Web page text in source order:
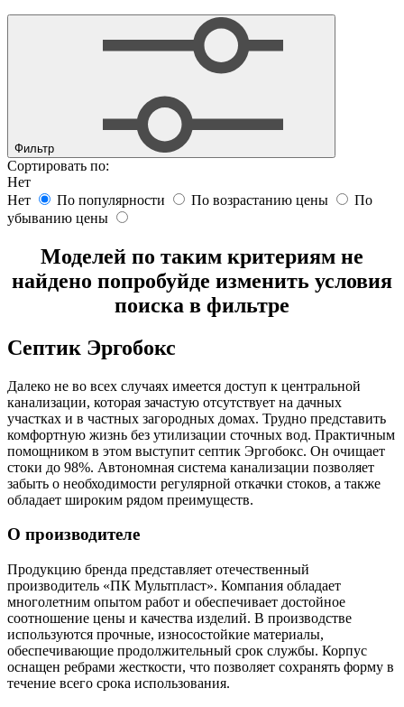
Фильтр
Сортировать по:
Нет
Нет
По популярности По возрастанию цены
По
убыванию цены
Моделей по таким критериям не
найдено попробуйде изменить условия
поиска в фильтре
Септик Эргобокс
Далеко не во всех случаях имеется доступ к центральной
канализации, которая зачастую отсутствует на дачных
участках и в частных загородных домах. Трудно представить
комфортную жизнь без утилизации сточных вод. Практичным
помощником в этом выступит септик Эргобокс. Он очищает
стоки до 98%. Автономная система канализации позволяет
забыть о необходимости регулярной откачки стоков, а также
обладает широким рядом преимуществ.
О производителе
Продукцию бренда представляет отечественный
производитель «ПК Мультпласт». Компания обладает
многолетним опытом работ и обеспечивает достойное
соотношение цены и качества изделий. В производстве
используются прочные, износостойкие материалы,
обеспечивающие продолжительный срок службы. Корпус
оснащен ребрами жесткости, что позволяет сохранять форму в
течение всего срока использования.